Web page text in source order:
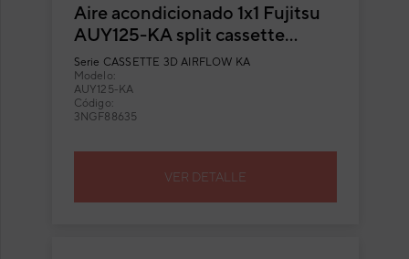
Aire acondicionado 1x1 Fujitsu
AUY125-KA split cassette
Inverter con flujo circular
Serie CASSETTE 3D AIRFLOW KA
Modelo:
AUY125-KA
Código:
3NGF88635
VER DETALLE